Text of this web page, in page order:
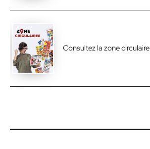
Consultez la zone circulaire